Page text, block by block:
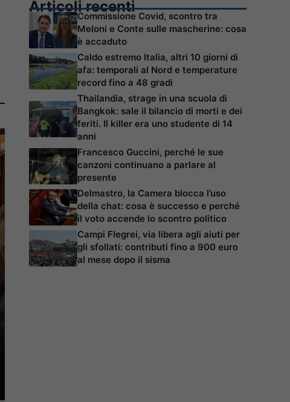
Articoli recenti
Commissione Covid, scontro tra
Meloni e Conte sulle mascherine: cosa
è accaduto
Caldo estremo Italia, altri 10 giorni di
afa: temporali al Nord e temperature
record fino a 48 gradi
Thailandia, strage in una scuola di
Bangkok: sale il bilancio di morti e dei
feriti. Il killer era uno studente di 14
anni
Francesco Guccini, perché le sue
canzoni continuano a parlare al
presente
Delmastro, la Camera blocca l’uso
della chat: cosa è successo e perché
il voto accende lo scontro politico
Campi Flegrei, via libera agli aiuti per
gli sfollati: contributi fino a 900 euro
al mese dopo il sisma